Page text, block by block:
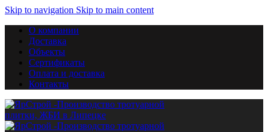
Skip to navigation Skip to main content
О компании
Доставка
Объекты
Сертификаты
Оплата и доставка
Контакты